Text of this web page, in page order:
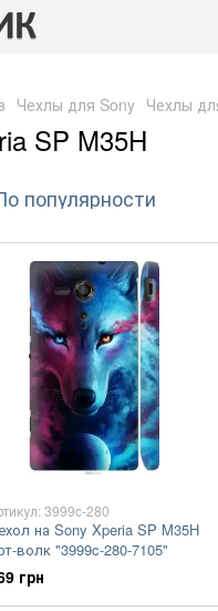
Чехлы для Sony Чехлы
SP M35H
популярности
3999c-280
на Sony Xperia SP M35H
волк "3999c-280-7105"
грн